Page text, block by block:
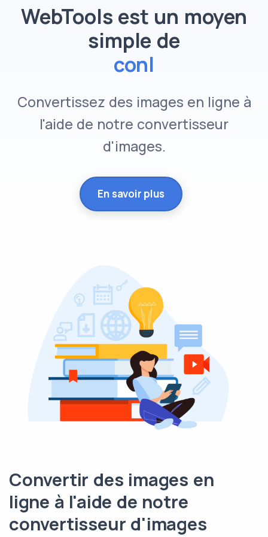
WebTools est un moyen
simple de
Convertissez des images en ligne à
l'aide de notre convertisseur
d'images.
En savoir plus
Convertir des images en
ligne à l'aide de notre
convertisseur d'images